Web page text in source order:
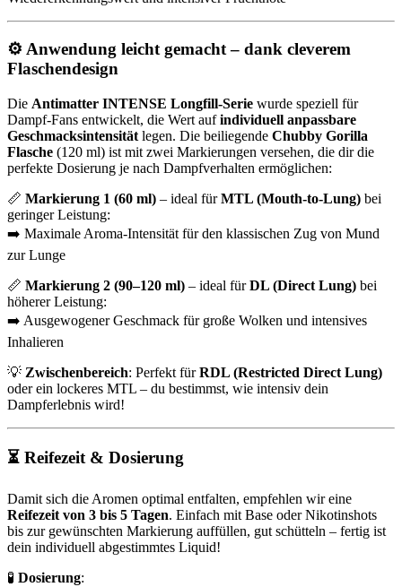
⚙️ Anwendung leicht gemacht – dank cleverem
Flaschendesign
Die Antimatter INTENSE Longfill-Serie wurde speziell für
Dampf-Fans entwickelt, die Wert aufindividuell anpassbare
Geschmacksintensität legen. Die beiliegende Chubby Gorilla
Flasche (120 ml) ist mit zwei Markierungen versehen, die dir die
perfekte Dosierung je nach Dampfverhalten ermöglichen:
📏 Markierung 1 (60 ml) – ideal fürMTL (Mouth-to-Lung) bei
geringer Leistung:
➡️ Maximale Aroma-Intensität für den klassischen Zug von Mund
zur Lunge
📏 Markierung 2 (90–120 ml) – ideal fürDL (Direct Lung) bei
höherer Leistung:
➡️ Ausgewogener Geschmack für große Wolken und intensives
Inhalieren
💡 Zwischenbereich: Perfekt fürRDL (Restricted Direct Lung)
oder ein lockeres MTL – du bestimmst, wie intensiv dein
Dampferlebnis wird!
⏳ Reifezeit & Dosierung
Damit sich die Aromen optimal entfalten, empfehlen wir eine
Reifezeit von 3 bis 5 Tagen. Einfach mit Base oder Nikotinshots
bis zur gewünschten Markierung auffüllen, gut schütteln – fertig ist
dein individuell abgestimmtes Liquid!
🧪 Dosierung: